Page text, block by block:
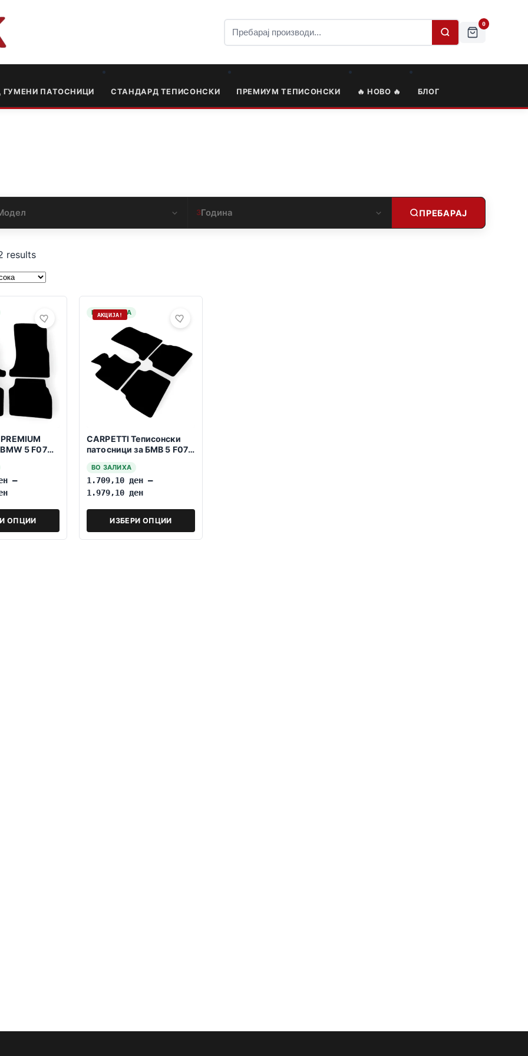
0
ГУМЕНИ ПАТОСНИЦИ СТАНДАРД ТЕПИСОНСКИ ПРЕМИУМ ТЕПИСОНСКИ 🔥 НОВО 🔥 БЛОГ
3Година ПРЕБАРАЈ
results
5 F07
–
ОПЦИИ
НА ЗАЛИХА
АКЦИЈА!
CARPETTI Теписонски
патосници за БМВ 5 F07
ВО ЗАЛИХА
1.709,10 ден –
1.979,10 ден
ИЗБЕРИ ОПЦИИ